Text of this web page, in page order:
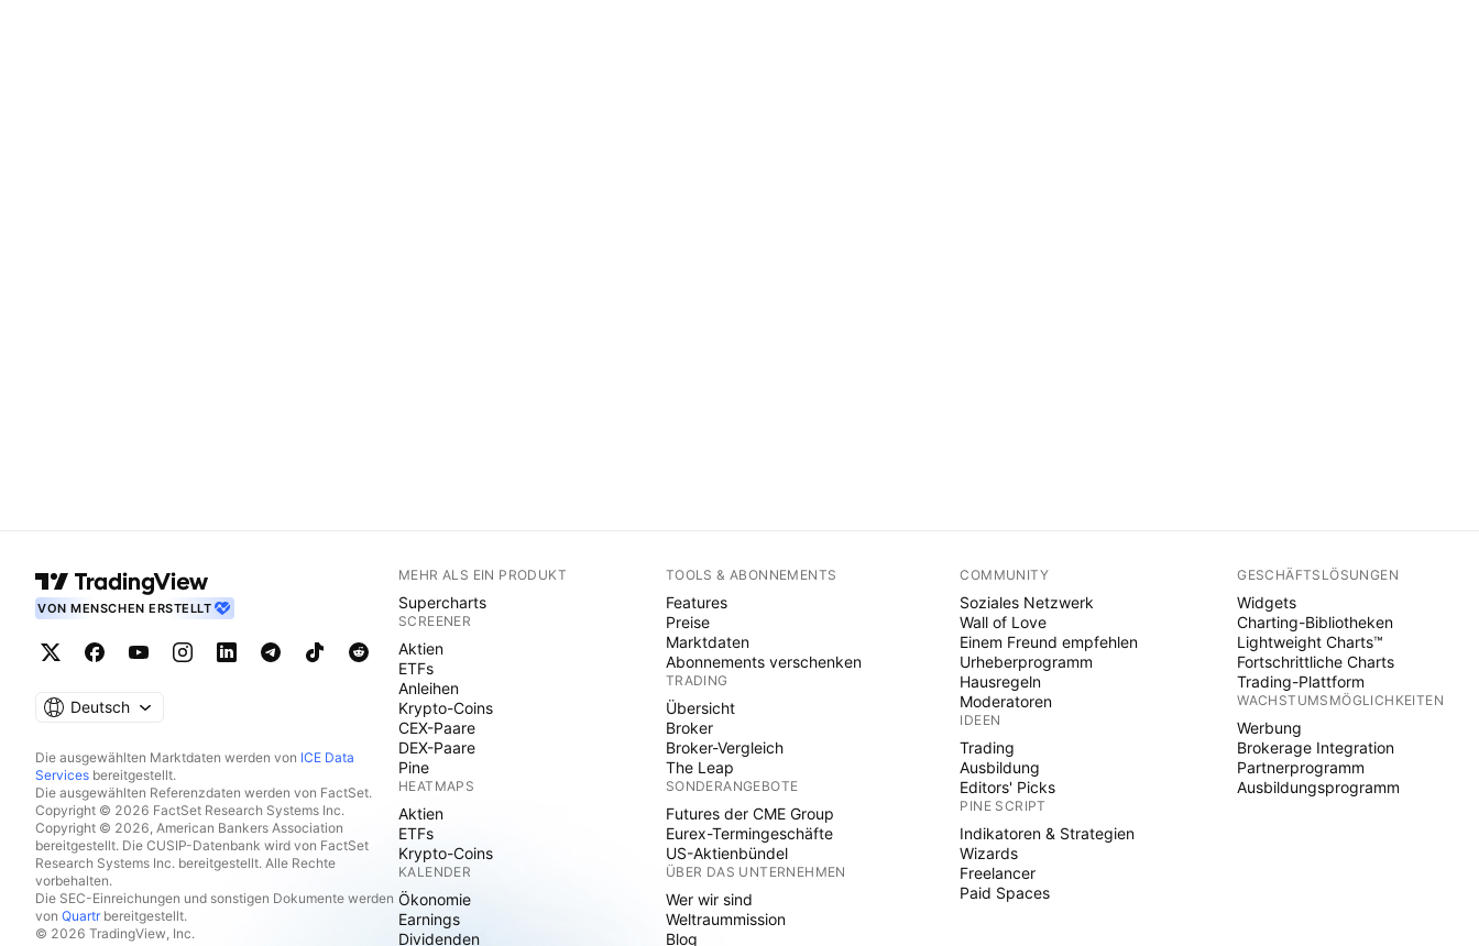
VON MENSCHEN ERSTELLT
Deutsch
Die ausgewählten Marktdaten werden von ICE Data
Services bereitgestellt.
Die ausgewählten Referenzdaten werden von FactSet.
Copyright © 2026 FactSet Research Systems Inc.
Copyright © 2026, American Bankers Association
bereitgestellt. Die CUSIP-Datenbank wird von FactSet
Research Systems Inc. bereitgestellt. Alle Rechte
vorbehalten.
Die SEC-Einreichungen und sonstigen Dokumente werden
von Quartrbereitgestellt.
© 2026 TradingView, Inc.
MEHR ALS EIN PRODUKT
Supercharts
SCREENER
Aktien
ETFs
Anleihen
Krypto-Coins
CEX-Paare
DEX-Paare
Pine
HEATMAPS
Aktien
ETFs
Krypto-Coins
KALENDER
Ökonomie
Earnings
Dividenden
TOOLS & ABONNEMENTS
Features
Preise
Marktdaten
Abonnements verschenken
TRADING
Übersicht
Broker
Broker-Vergleich
The Leap
SONDERANGEBOTE
Futures der CME Group
Eurex-Termingeschäfte
US-Aktienbündel
ÜBER DAS UNTERNEHMEN
Wer wir sind
Weltraummission
Blog
COMMUNITY
Soziales Netzwerk
Wall of Love
Einem Freund empfehlen
Urheberprogramm
Hausregeln
Moderatoren
IDEEN
Trading
Ausbildung
Editors' Picks
PINE SCRIPT
Indikatoren & Strategien
Wizards
Freelancer
Paid Spaces
GESCHÄFTSLÖSUNGEN
Widgets
Charting-Bibliotheken
Lightweight Charts™
Fortschrittliche Charts
Trading-Plattform
WACHSTUMSMÖGLICHKEITEN
Werbung
Brokerage Integration
Partnerprogramm
Ausbildungsprogramm